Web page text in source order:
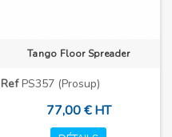
Tango Floor Spreader
RefPS357 (Prosup)
77,00 € HT